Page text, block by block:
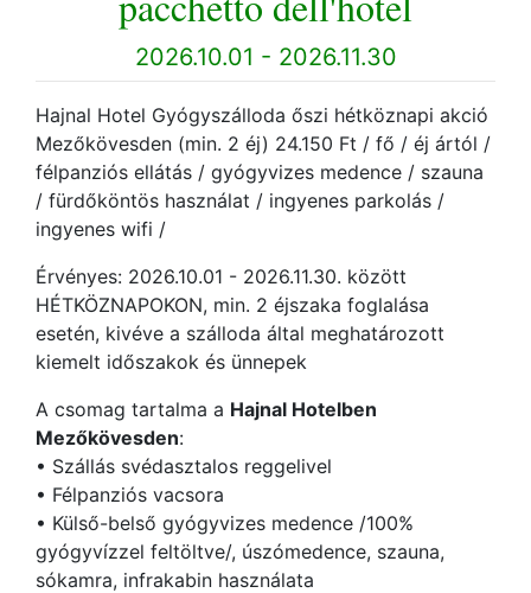
2026.10.01 - 2026.11.30
Hajnal Hotel Gyógyszálloda őszi hétköznapi akció
Mezőkövesden (min. 2 éj) 24.150 Ft / fő / éj ártól /
félpanziós ellátás / gyógyvizes medence / szauna
/ fürdőköntös használat / ingyenes parkolás /
ingyenes wifi /
Érvényes: 2026.10.01 - 2026.11.30. között
HÉTKÖZNAPOKON, min. 2 éjszaka foglalása
esetén, kivéve a szálloda által meghatározott
kiemelt időszakok és ünnepek
A csomag tartalma a Hajnal Hotelben
Mezőkövesden:
• Szállás svédasztalos reggelivel
• Félpanziós vacsora
• Külső-belső gyógyvizes medence /100%
gyógyvízzel feltöltve/, úszómedence, szauna,
sókamra, infrakabin használata